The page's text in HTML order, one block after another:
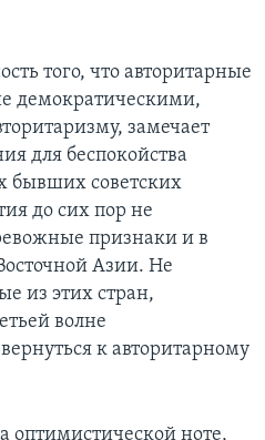
того, что авторитарные
демократическими,
замечает
для беспокойства
бывших советских
до сих пор не
признаки и в
Азии. Не
из этих стран,
волне
к авторитарному
оптимистической ноте,